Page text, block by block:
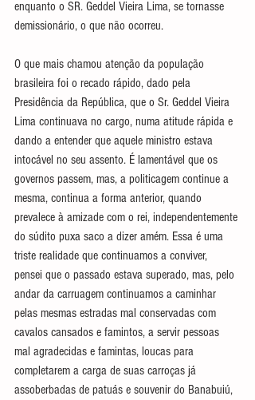
enquanto o SR. Geddel Vieira Lima, se tornasse
demissionário, o que não ocorreu.
O que mais chamou atenção da população
brasileira foi o recado rápido, dado pela
Presidência da República, que o Sr. Geddel Vieira
Lima continuava no cargo, numa atitude rápida e
dando a entender que aquele ministro estava
intocável no seu assento. É lamentável que os
governos passem, mas, a politicagem continue a
mesma, continua a forma anterior, quando
prevalece à amizade com o rei, independentemente
do súdito puxa saco a dizer amém. Essa é uma
triste realidade que continuamos a conviver,
pensei que o passado estava superado, mas, pelo
andar da carruagem continuamos a caminhar
pelas mesmas estradas mal conservadas com
cavalos cansados e famintos, a servir pessoas
mal agradecidas e famintas, loucas para
completarem a carga de suas carroças já
assoberbadas de patuás e souvenir do Banabuiú,